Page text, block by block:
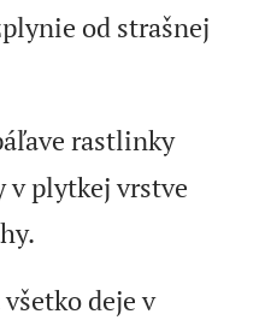
od strašnej
rastlinky
v plytkej vrstve
deje v